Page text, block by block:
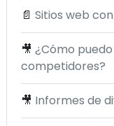
📄 Sitios web
🎥 ¿Cómo
competidores?
🎥 Informes de